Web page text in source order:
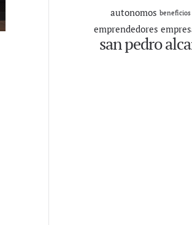
autonomos beneficios
emprendedores
san pedro